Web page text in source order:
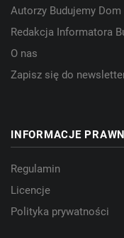
Autorzy Budujemy Dom
Redakcja Informatora
O nas
Zapisz się do
INFORMACJE
Regulamin
Licencje
Polityka prywatności